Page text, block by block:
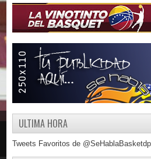
ULTIMA HORA
Tweets Favoritos de @SeHablaBasketdp